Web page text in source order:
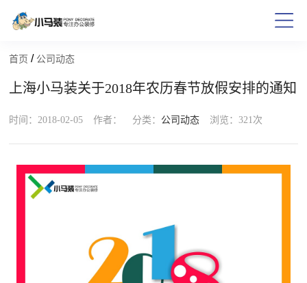
首页 / 公司动态
上海小马装关于2018年农历春节放假安排的通知
时间：2018-02-05 作者： 分类： 公司动态 浏览：321次